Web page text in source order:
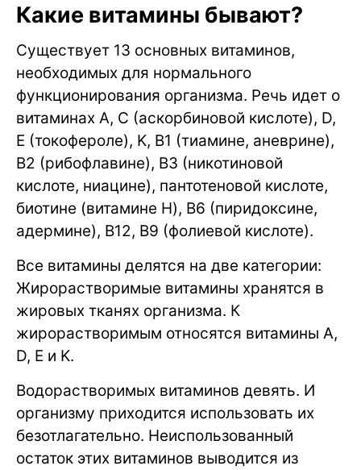
Какие витамины бывают?
Существует 13 основных витаминов,
необходимых для нормального
функционирования организма. Речь идет о
витаминах A, C (аскорбиновой кислоте), D,
E (токофероле), K, B1 (тиамине, аневрине),
B2 (рибофлавине), B3 (никотиновой
кислоте, ниацине), пантотеновой кислоте,
биотине (витамине H), B6 (пиридоксине,
адермине), B12, B9 (фолиевой кислоте).
Все витамины делятся на две категории:
Жирорастворимые витамины хранятся в
жировых тканях организма. К
жирорастворимым относятся витамины A,
D, E и K.
Водорастворимых витаминов девять. И
организму приходится использовать их
безотлагательно. Неиспользованный
остаток этих витаминов выводится из